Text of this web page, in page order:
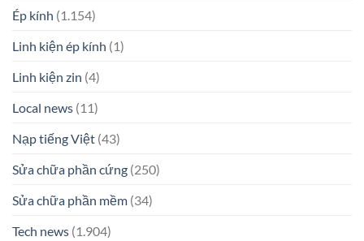
Ép kính (1.154)
Linh kiện ép kính (1)
Linh kiện zin (4)
Local news (11)
Nạp tiếng Việt (43)
Sửa chữa phần cứng (250)
Sửa chữa phần mềm (34)
Tech news (1.904)